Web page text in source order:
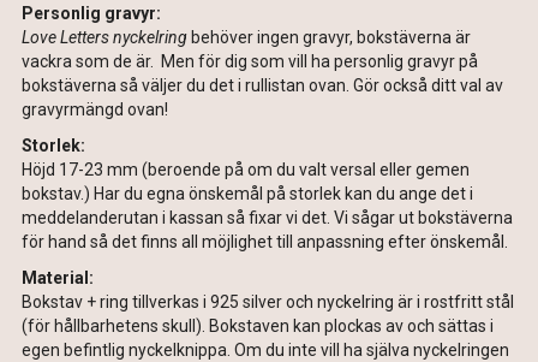
Personlig gravyr:
Love Letters nyckelring behöver ingen gravyr, bokstäverna är
vackra som de är. Men för dig som vill ha personlig gravyr på
bokstäverna så väljer du det i rullistan ovan. Gör också ditt val av
gravyrmängd ovan!
Storlek:
Höjd 17-23 mm (beroende på om du valt versal eller gemen
bokstav.) Har du egna önskemål på storlek kan du ange det i
meddelanderutan i kassan så fixar vi det. Vi sågar ut bokstäverna
för hand så det finns all möjlighet till anpassning efter önskemål.
Material:
Bokstav + ring tillverkas i 925 silver och nyckelring är i rostfritt stål
(för hållbarhetens skull). Bokstaven kan plockas av och sättas i
egen befintlig nyckelknippa. Om du inte vill ha själva nyckelringen